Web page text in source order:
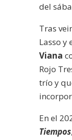
del
Tras
Lasso y
Viana
Rojo
trío y
En el
Tiempos